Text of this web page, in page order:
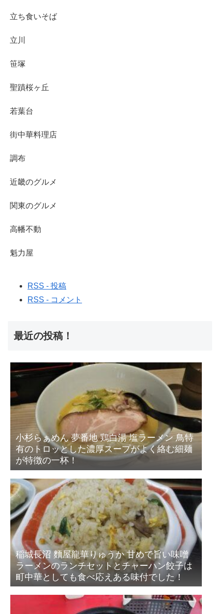
立ち食いそば
立川
笹塚
聖蹟桜ヶ丘
若葉台
街中華料理店
調布
近畿のグルメ
関東のグルメ
高幡不動
魁力屋
RSS - 投稿
RSS - コメント
最近の投稿！
小杉らぁめん 夢番地 鶏白湯 塩ラーメン 鳥特
有のトロッとした濃厚スープがよく絡む細麺
が特徴の一杯！
稲城長沼 麵屋龍華りゅうか 甘めで旨い味噌
ラーメンのランチセットとチャーハン餃子は
町中華としても食べ応えある味付でした！